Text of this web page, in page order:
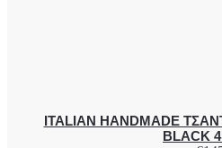
ITALIAN HANDMADE
BLACK